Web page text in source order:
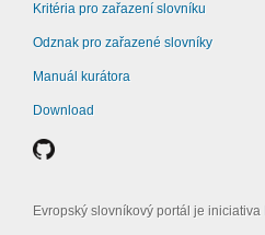
Kritéria pro zařazení slovníku
Odznak pro zařazené slovníky
Manuál kurátora
Download
Evropský slovníkový portál je iniciativa